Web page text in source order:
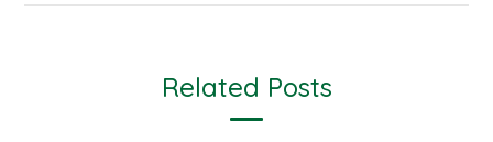
Related Posts